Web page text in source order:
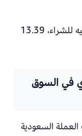
بنك التعمير والإسكان: 13.34 جنيه للشراء، 13.39
في السوق
السعودية